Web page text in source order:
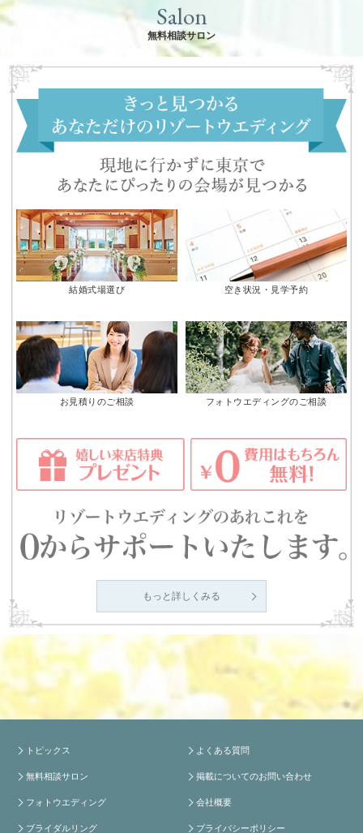
Salon
無料相談サロン
結婚式場選び 空き状況・見学予約
お見積りのご相談 フォトウエディングのご相談
もっと詳しくみる
トピックス
無料相談サロン
フォトウエディング
ブライダルリング
よくある質問
掲載についてのお問い合わせ
会社概要
プライバシーポリシー